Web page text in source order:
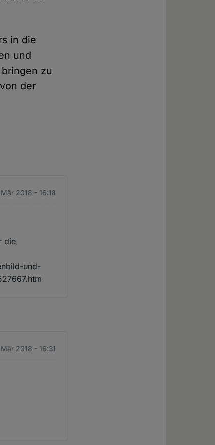
in die
und
zu
der
2018 - 16:18
die
und-
2018 - 16:31